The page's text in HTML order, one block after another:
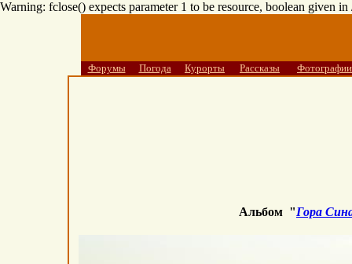
Warning: fclose() expects parameter 1 to be resource, boolean given
Форумы Погода Курорты Рассказы Фотографии
Альбом "Гора